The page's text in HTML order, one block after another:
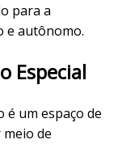
para a
e autônomo.
Especial
é um espaço de
de